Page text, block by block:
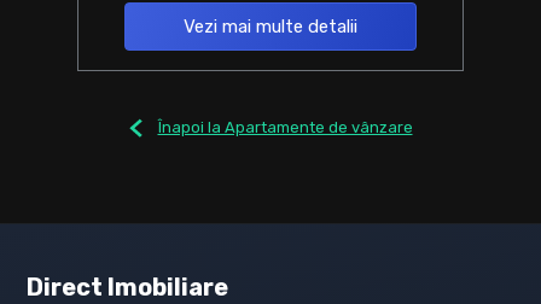
Vezi mai multe detalii
Înapoi la Apartamente de vânzare
Direct Imobiliare